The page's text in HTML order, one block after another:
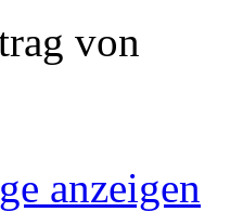
von
anzeigen